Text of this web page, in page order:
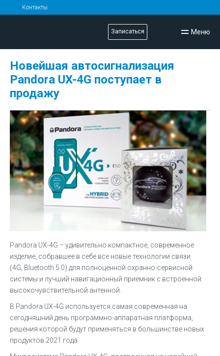
Контакты
Записаться Меню
Новейшая автосигнализация
Pandora UX-4G поступает в
продажу
Pandora UX-4G – удивительно компактное, современное
изделие, собравшее в себе все новые технологии связи
(4G, Bluetooth 5.0) для полноценной охранно-сервисной
системы и лучший навигационный приемник с встроенной
высокочувствительной антенной.
В Pandora UX-4G используется самая современная на
сегодняшний день программно-аппаратная платформа,
решения которой будут применяться в большинстве новых
продуктов 2021 года